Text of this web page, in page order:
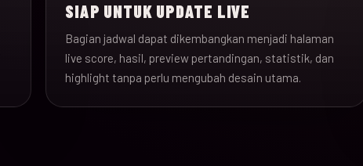
SIAP UNTUK UPDATE LIVE
Bagian jadwal dapat dikembangkan menjadi halaman
live score, hasil, preview pertandingan, statistik, dan
highlight tanpa perlu mengubah desain utama.